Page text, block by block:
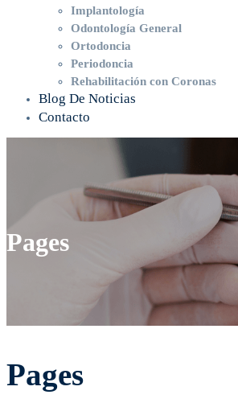
Implantología
Odontología General
Ortodoncia
Periodoncia
Rehabilitación con Coronas
Blog De Noticias
Contacto
Pages
Pages
Pages